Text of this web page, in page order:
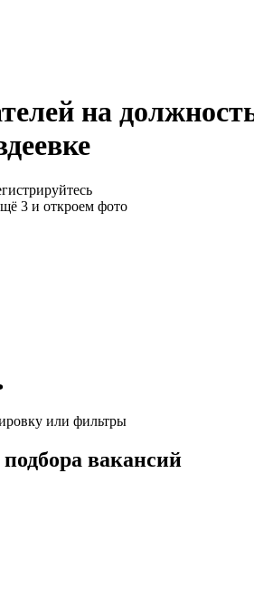
на
3 и откроем фото
или фильтры
вакансий